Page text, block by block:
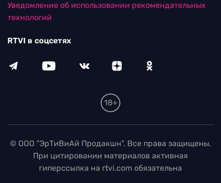
Уведомление об использовании рекомендательных
технологий
RTVI в соцсетях
18+
© ООО "ЭрТиВиАй Продакшн". Все права защищены.
При цитировании материалов активная
гиперссылка на rtvi.com обязательна